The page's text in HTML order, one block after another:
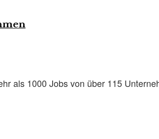
als 1000 Jobs von über 115